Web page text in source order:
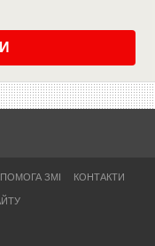
ЗМІ КОНТАКТИ